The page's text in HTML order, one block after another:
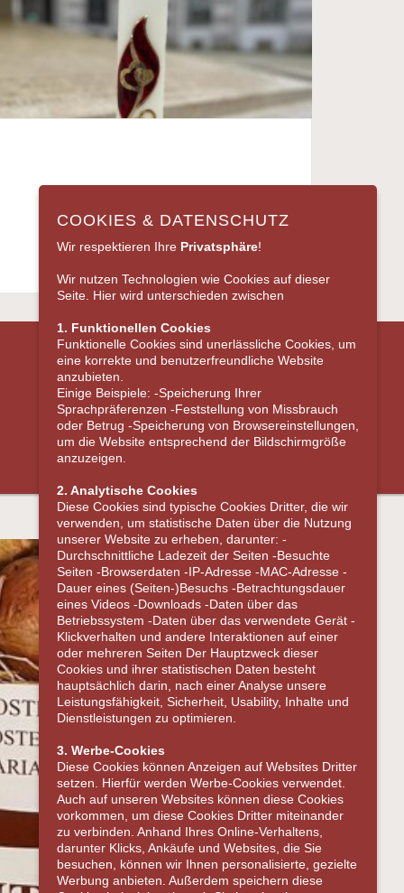
COOKIES & DATENSCHUTZ
Wir respektieren Ihre Privatsphäre!
Wir nutzen Technologien wie Cookies auf dieser
Seite. Hier wird unterschieden zwischen
1. Funktionellen Cookies
Funktionelle Cookies sind unerlässliche Cookies, um
eine korrekte und benutzerfreundliche Website
anzubieten.
Einige Beispiele: -Speicherung Ihrer
Sprachpräferenzen -Feststellung von Missbrauch
oder Betrug -Speicherung von Browsereinstellungen,
um die Website entsprechend der Bildschirmgröße
anzuzeigen.
2. Analytische Cookies
Diese Cookies sind typische Cookies Dritter, die wir
verwenden, um statistische Daten über die Nutzung
unserer Website zu erheben, darunter: -
Durchschnittliche Ladezeit der Seiten -Besuchte
Seiten -Browserdaten -IP-Adresse -MAC-Adresse -
Dauer eines (Seiten-)Besuchs -Betrachtungsdauer
eines Videos -Downloads -Daten über das
Betriebssystem -Daten über das verwendete Gerät -
Klickverhalten und andere Interaktionen auf einer
oder mehreren Seiten Der Hauptzweck dieser
Cookies und ihrer statistischen Daten besteht
hauptsächlich darin, nach einer Analyse unsere
Leistungsfähigkeit, Sicherheit, Usability, Inhalte und
Dienstleistungen zu optimieren.
3. Werbe-Cookies
Diese Cookies können Anzeigen auf Websites Dritter
setzen. Hierfür werden Werbe-Cookies verwendet.
Auch auf unseren Websites können diese Cookies
vorkommen, um diese Cookies Dritter miteinander
zu verbinden. Anhand Ihres Online-Verhaltens,
darunter Klicks, Ankäufe und Websites, die Sie
besuchen, können wir Ihnen personalisierte, gezielte
Werbung anbieten. Außerdem speichern diese